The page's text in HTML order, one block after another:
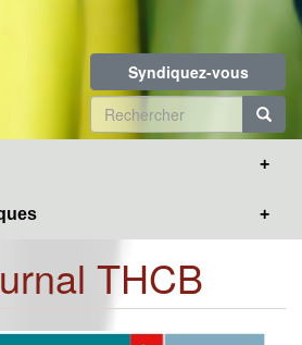
Syndiquez-vous
Formulaire
de
THCB